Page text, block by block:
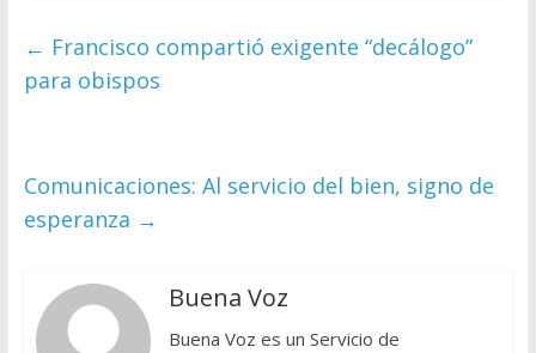
← Francisco compartió exigente “decálogo”
para obispos
Comunicaciones: Al servicio del bien, signo de
esperanza →
Buena Voz
Buena Voz es un Servicio de